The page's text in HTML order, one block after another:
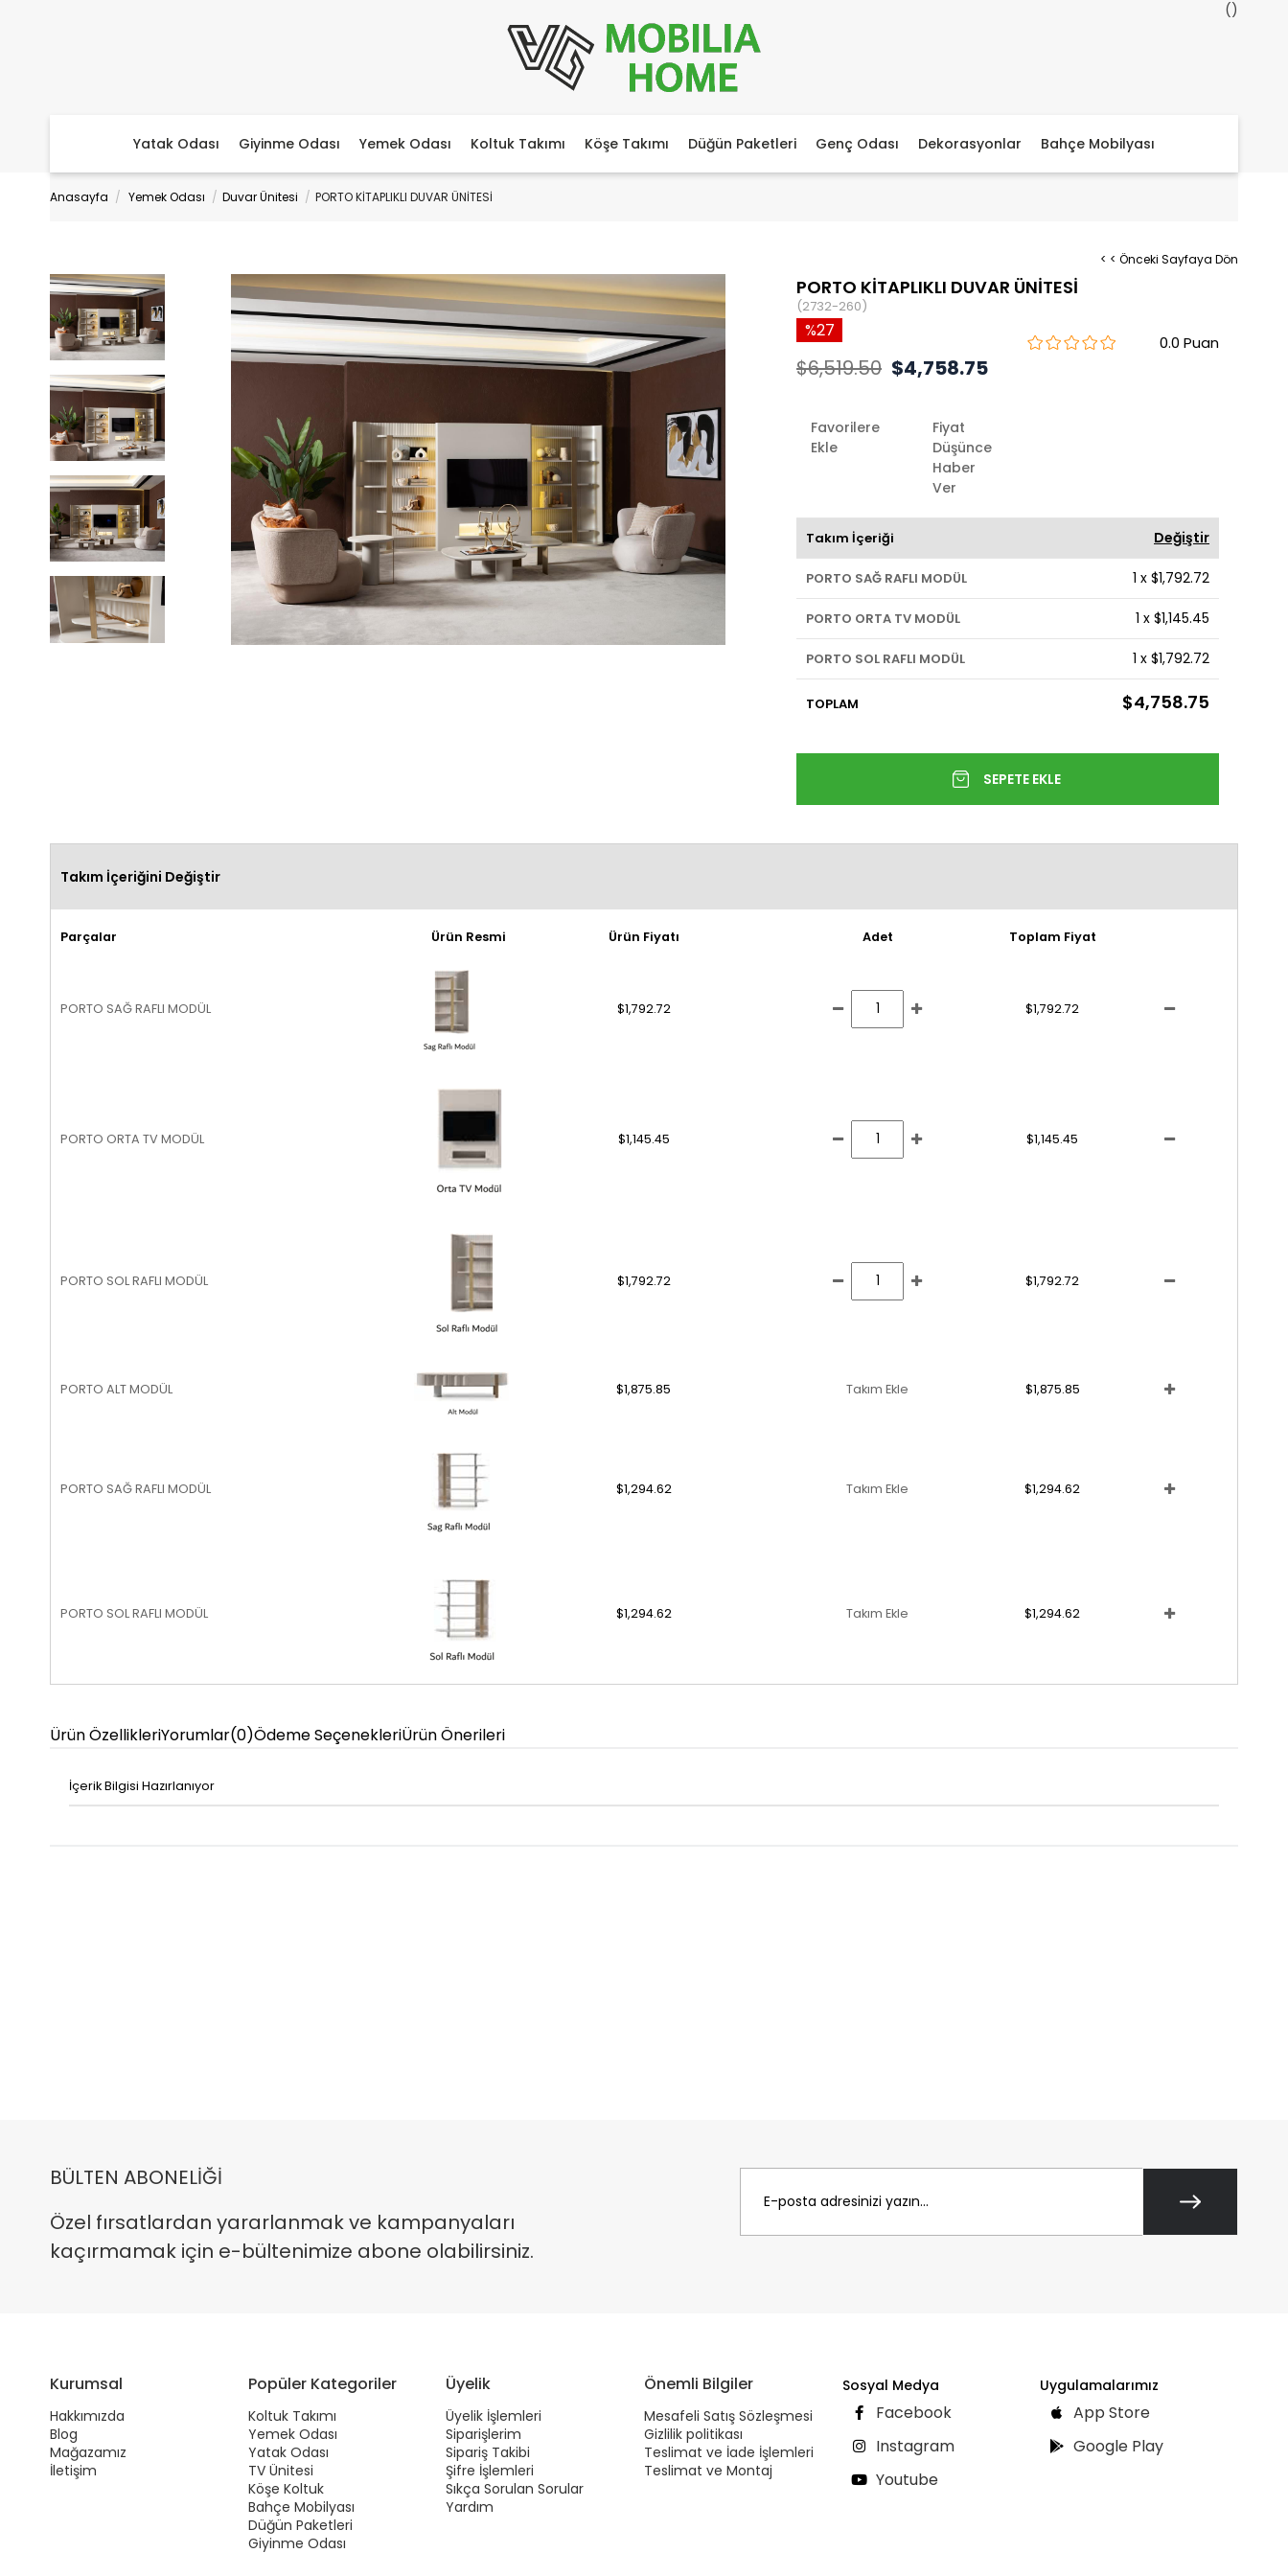
Yatak Odası Giyinme Odası Yemek Odası Koltuk Takımı Köşe Takımı Düğün Paketleri Genç Odası Dekorasyonlar Bahçe Mobilyası
Anasayfa Yemek Odası Duvar Ünitesi PORTO KİTAPLIKLI DUVAR ÜNİTESİ
< < Önceki Sayfaya Dön
PORTO KİTAPLIKLI DUVAR ÜNİTESİ
(2732-260)
0.0
27
$6,519.50 $4,758.75
Favorilere
Ekle
Fiyat
Düşünce
Haber
Ver
Takım İçeriği Değiştir
PORTO SAĞ RAFLI MODÜL 1 x $1,792.72
PORTO ORTA TV MODÜL 1 x $1,145.45
PORTO SOL RAFLI MODÜL 1 x $1,792.72
TOPLAM $4,758.75
Takım İçeriğini Değiştir
Parçalar Ürün Resmi Ürün Fiyatı Adet Toplam Fiyat
PORTO SAĞ RAFLI MODÜL $1,792.72 $1,792.72
PORTO ORTA TV MODÜL $1,145.45 $1,145.45
PORTO SOL RAFLI MODÜL $1,792.72 $1,792.72
PORTO ALT MODÜL $1,875.85 Takım Ekle $1,875.85
PORTO SAĞ RAFLI MODÜL $1,294.62 Takım Ekle $1,294.62
PORTO SOL RAFLI MODÜL $1,294.62 Takım Ekle $1,294.62
Ürün ÖzellikleriYorumlar(0)Ödeme SeçenekleriÜrün Önerileri
İçerik Bilgisi Hazırlanıyor
BÜLTEN ABONELİĞİ
Özel fırsatlardan yararlanmak ve kampanyaları
kaçırmamak için e-bültenimize abone olabilirsiniz.
Kurumsal
Hakkımızda
Blog
Mağazamız
İletişim
Popüler Kategoriler
Koltuk Takımı
Yemek Odası
Yatak Odası
TV Ünitesi
Köşe Koltuk
Bahçe Mobilyası
Düğün Paketleri
Giyinme Odası
Üyelik
Üyelik İşlemleri
Siparişlerim
Sipariş Takibi
Şifre İşlemleri
Sıkça Sorulan Sorular
Yardım
Önemli Bilgiler
Mesafeli Satış Sözleşmesi
Gizlilik politikası
Teslimat ve İade İşlemleri
Teslimat ve Montaj
Sosyal Medya
Facebook
Instagram
Youtube
Uygulamalarımız
App Store
Google Play